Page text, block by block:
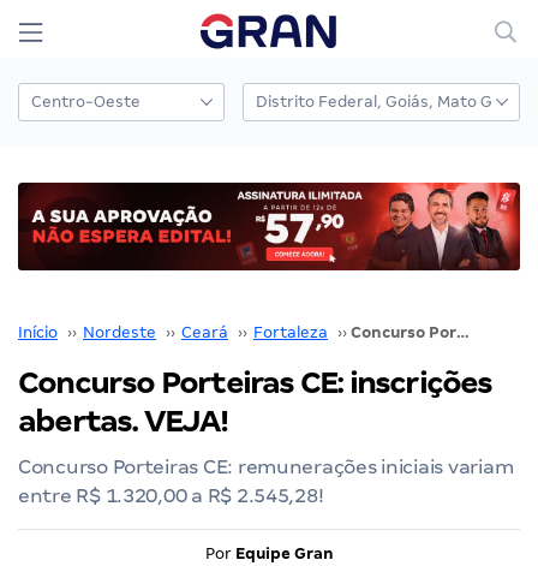
Início ›› Nordeste ›› Ceará ›› Fortaleza ›› Concurso Porteiras CE: inscrições abertas. VEJA!
Concurso Porteiras CE: inscrições
abertas. VEJA!
Concurso Porteiras CE: remunerações iniciais variam
entre R$ 1.320,00 a R$ 2.545,28!
Por Equipe Gran